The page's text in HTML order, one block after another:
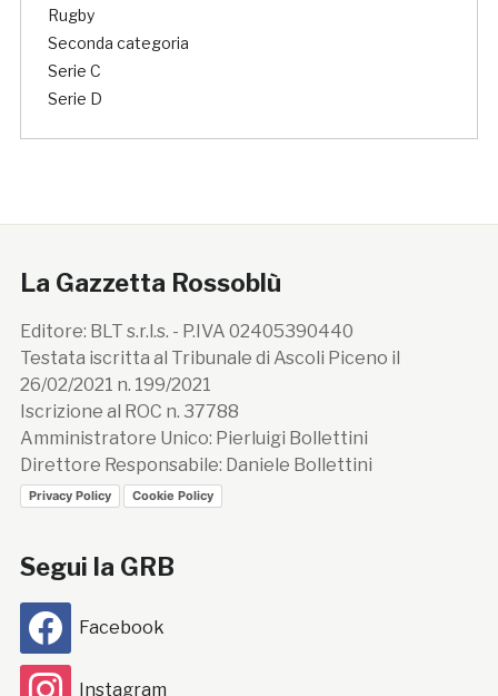
Rugby
Seconda categoria
Serie C
Serie D
La Gazzetta Rossoblù
Editore: BLT s.r.l.s. - P.IVA 02405390440
Testata iscritta al Tribunale di Ascoli Piceno il
26/02/2021 n. 199/2021
Iscrizione al ROC n. 37788
Amministratore Unico: Pierluigi Bollettini
Direttore Responsabile: Daniele Bollettini
Privacy Policy Cookie Policy
Segui la GRB
Facebook
Instagram